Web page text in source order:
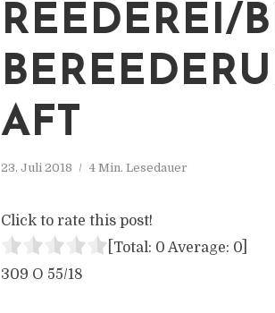
REEDEREI/
AFT
23. Juli 2018 4 Min. Lesedauer
Click to rate this post!
[Total: 0 Average: 0
309 O 55/18